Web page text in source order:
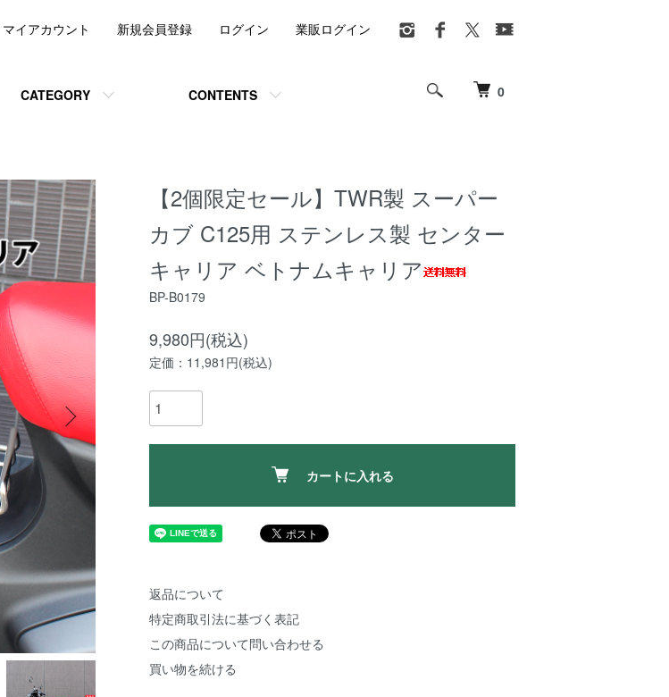
0
CATEGORY CONTENTS
マイアカウント 新規会員登録 ログイン 業販ログイン
【2個限定セール】TWR製 スーパー
カブ C125用 ステンレス製 センター
キャリア ベトナムキャリア
BP-B0179
9,980円(税込)
定価：11,981円(税込)
カートに入れる
返品について
特定商取引法に基づく表記
この商品について問い合わせる
買い物を続ける